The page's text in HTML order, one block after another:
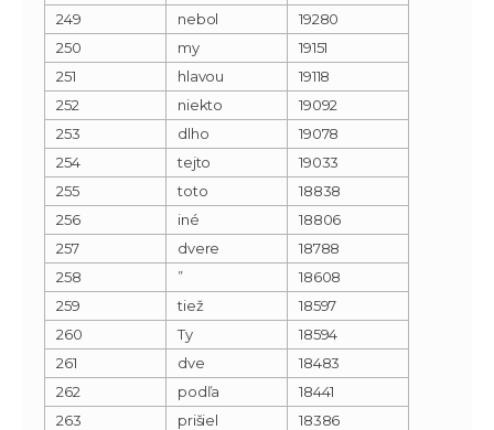
249
nebol
19280
250
my
19151
251
hlavou
19118
252
niekto
19092
253
dlho
19078
254
tejto
19033
255
toto
18838
256
iné
18806
257
dvere
18788
258
”
18608
259
tiež
18597
260
Ty
18594
261
dve
18483
262
podľa
18441
263
prišiel
18386